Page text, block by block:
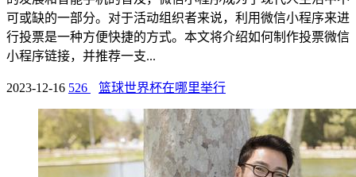
可或缺的一部分。对于活动组织者来说，利用微信小程序来进
行投票是一种方便快捷的方式。本文将介绍如何制作投票微信
小程序链接，并推荐一支...
2023-12-16 526 篮球世界杯在哪里举行